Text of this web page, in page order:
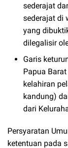
sederajat
sederajat di
yang
dilegalisir
Garis
Papua
kelahiran
kandung)
dari
Persyaratan
ketentuan pada